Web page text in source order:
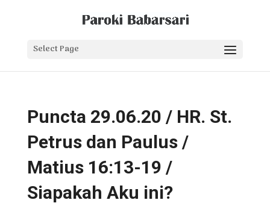
Select Page
Puncta 29.06.20 / HR. St.
Petrus dan Paulus /
Matius 16:13-19 /
Siapakah Aku ini?